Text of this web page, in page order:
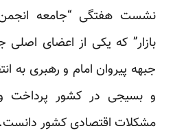
نشست هفتگی “جامعه
بازار” که یکی از اعضای اصلی
جبهه پیروان امام و رهبری به
و بسیجی در کشور پرداخت
مشکلات اقتصادی کشور دانست.